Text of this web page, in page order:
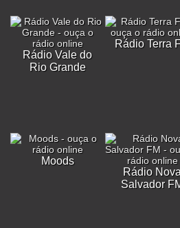
Rádio Vale do
Rio Grande
Rádio Terra
Moods
Rádio
Salvador